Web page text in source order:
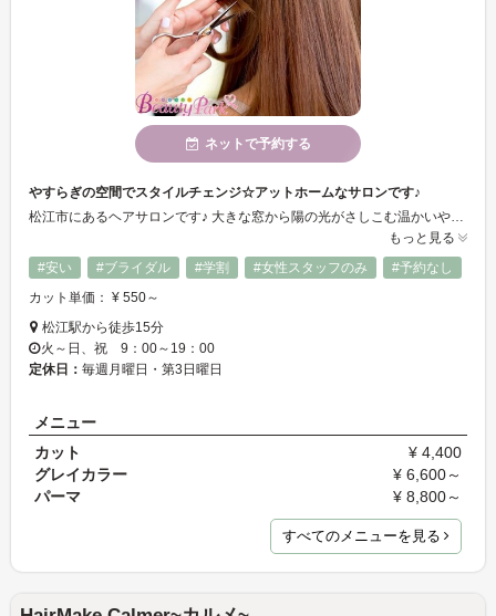
ネットで予約する
やすらぎの空間でスタイルチェンジ☆アットホームなサロンです♪
松江市にあるヘアサロンです♪ 大きな窓から陽の光がさしこむ温かいやすらぎの空間！ メニューが豊富でヘアセットや着付け、簡易的なエステも取り扱っております☆大手前通りの中ほどに見えてくる大きな看板が目印です！お気軽にお越しください☆
もっと見る
#安い
#ブライダル #学割 #女性スタッフのみ
#予約なし
カット単価： ¥ 550～
松江駅から徒歩15分
火～日、祝 9：00～19：00
定休日： 毎週月曜日・第3日曜日
メニュー
カット
¥ 4,400
グレイカラー
¥ 6,600～
パーマ
¥ 8,800～
すべてのメニューを見る